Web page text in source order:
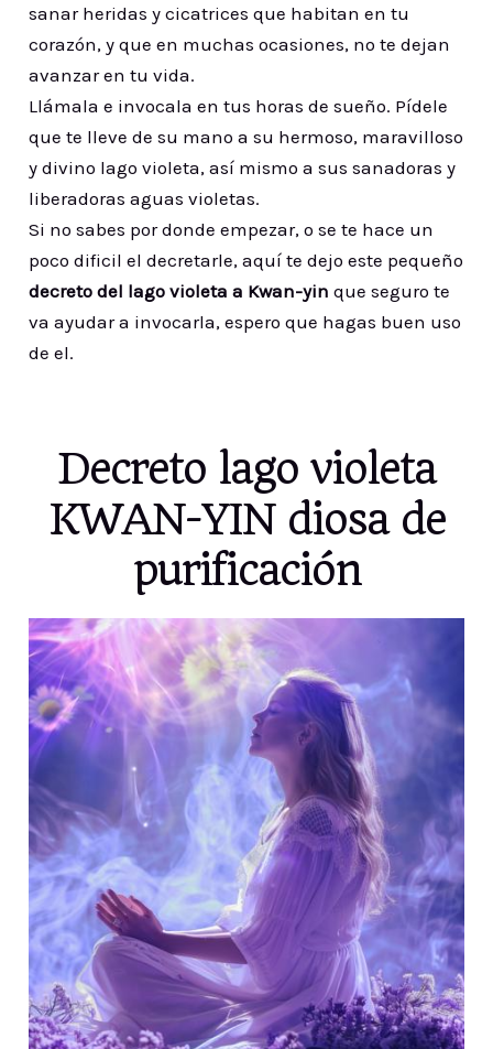
sanar heridas y cicatrices que habitan en tu
corazón, y que en muchas ocasiones, no te dejan
avanzar en tu vida.
Llámala e invocala en tus horas de sueño. Pídele
que te lleve de su mano a su hermoso, maravilloso
y divino lago violeta, así mismo a sus sanadoras y
liberadoras aguas violetas.
Si no sabes por donde empezar, o se te hace un
poco dificil el decretarle, aquí te dejo este pequeño
decreto del lago violeta a Kwan-yin que seguro te
va ayudar a invocarla, espero que hagas buen uso
de el.
Decreto lago violeta
KWAN-YIN diosa de
purificación